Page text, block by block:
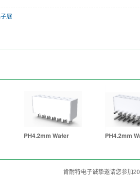
展
PH4.2mm Wafer PH4.2mm
肯耐特电子诚挚邀请您参加